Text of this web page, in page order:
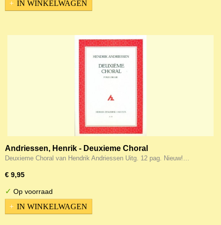
IN WINKELWAGEN
Andriessen, Henrik - Deuxieme Choral
Deuxieme Choral van Hendrik Andriessen Uitg. 12 pag. Nieuw!…
€ 9,95
✓ Op voorraad
IN WINKELWAGEN